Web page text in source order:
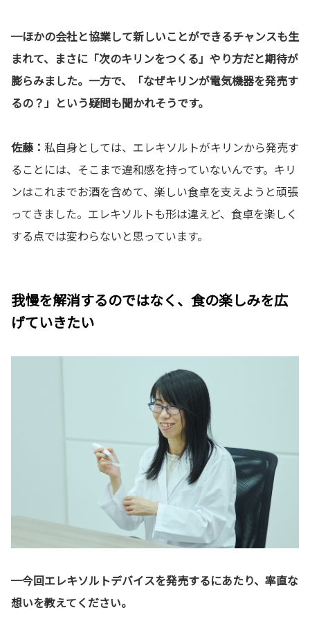
─ほかの会社と協業して新しいことができるチャンスも生
まれて、まさに「次のキリンをつくる」やり方だと期待が
膨らみました。一方で、「なぜキリンが電気機器を発売す
るの？」という疑問も聞かれそうです。
佐藤： 私自身としては、エレキソルトがキリンから発売す
ることには、そこまで違和感を持っていないんです。キリ
ンはこれまでお酒を含めて、楽しい食卓を支えようと頑張
ってきました。エレキソルトも形は違えど、食卓を楽しく
する点では変わらないと思っています。
我慢を解消するのではなく、食の楽しみを広
げていきたい
─今回エレキソルトデバイスを発売するにあたり、率直な
想いを教えてください。